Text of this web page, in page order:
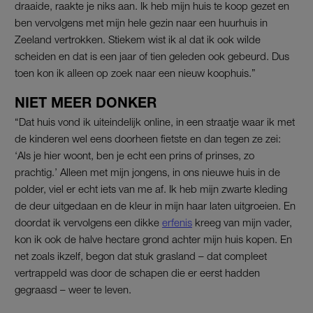
draaide, raakte je niks aan. Ik heb mijn huis te koop gezet en
ben vervolgens met mijn hele gezin naar een huurhuis in
Zeeland vertrokken. Stiekem wist ik al dat ik ook wilde
scheiden en dat is een jaar of tien geleden ook gebeurd. Dus
toen kon ik alleen op zoek naar een nieuw koophuis.”
NIET MEER DONKER
“Dat huis vond ik uiteindelijk online, in een straatje waar ik met
de kinderen wel eens doorheen fietste en dan tegen ze zei:
‘Als je hier woont, ben je echt een prins of prinses, zo
prachtig.’ Alleen met mijn jongens, in ons nieuwe huis in de
polder, viel er echt iets van me af. Ik heb mijn zwarte kleding
de deur uitgedaan en de kleur in mijn haar laten uitgroeien. En
doordat ik vervolgens een dikke erfenis kreeg van mijn vader,
kon ik ook de halve hectare grond achter mijn huis kopen. En
net zoals ikzelf, begon dat stuk grasland – dat compleet
vertrappeld was door de schapen die er eerst hadden
gegraasd – weer te leven.